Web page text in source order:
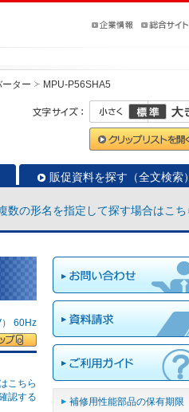
ター MPU-P56SHA5
販促資料を探す（全文検索）
数の形名を指定して探す場合はこち
60Hz
こちら
認する
補修用性能部品の保有期限